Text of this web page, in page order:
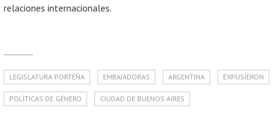
relaciones internacionales.
LEGISLATURA PORTEÑA EMBAJADORAS ARGENTINA EXPUSIERON
POLÍTICAS DE GÉNERO CIUDAD DE BUENOS AIRES